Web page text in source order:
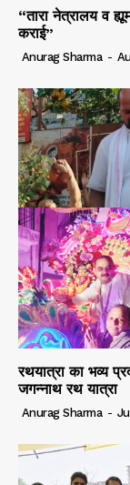
“तारा नेत्रालय व
कराई”
Anurag Sharma -
रथयात्रा का भव्य
जगन्नाथ रथ यात्रा
Anurag Sharma -